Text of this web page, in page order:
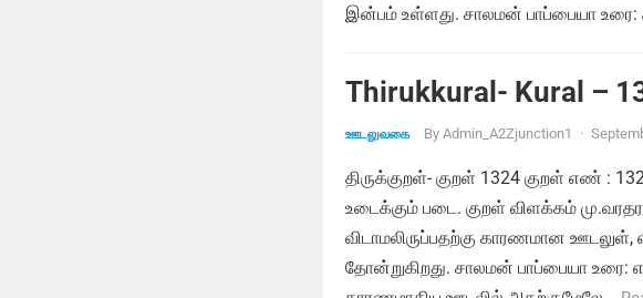
இன்பம் உள்ளது. சாலமன் பாப்பையா
Thirukkural- Kural –
ஊடலுவகை By Admin_A2Zjunction1 ·
திருக்குறள்- குறள் 1324 குறள் எண் :
உடைக்கும் படை. குறள் விளக்கம்
விடாமலிருப்பதற்கு காரணமான
தோன்றுகிறது. சாலமன் பாப்பையா